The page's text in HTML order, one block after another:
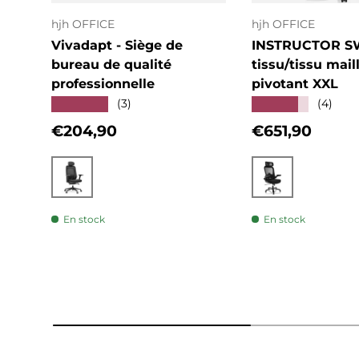
hjh OFFICE
Vivadapt - Siège de
bureau de qualité
professionnelle
(3)
Prix habituel
€204,90
Noir
En stock
hjh OFFICE
INSTRUCTOR
tissu/tissu
pivotant XXL
(4)
Prix habituel
€651,90
Noir
En stock